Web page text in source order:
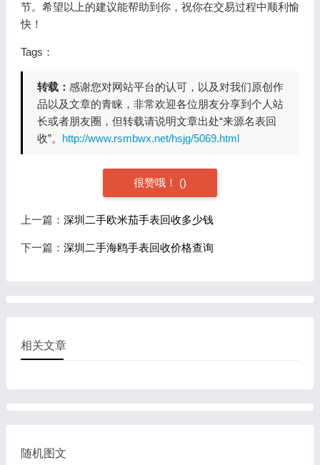
节。希望以上的建议能帮助到你，祝你在交易过程中顺利愉
快！
Tags：
转载： 感谢您对网站平台的认可，以及对我们原创作
品以及文章的青睐，非常欢迎各位朋友分享到个人站
长或者朋友圈，但转载请说明文章出处“来源名表回
收”。 http://www.rsmbwx.net/hsjg/5069.html
很赞哦！ ()
上一篇： 深圳二手欧米茄手表回收多少钱
下一篇： 深圳二手海鸥手表回收价格查询
相关文章
随机图文